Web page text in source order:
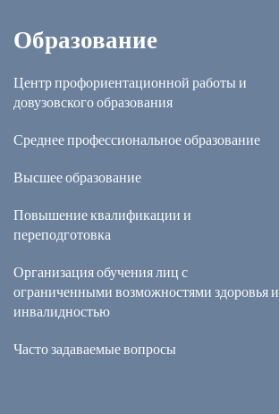
Образование
Центр профориентационной работы и
довузовского образования
Среднее профессиональное образование
Высшее образование
Повышение квалификации и
переподготовка
Организация обучения лиц с
ограниченными возможностями здоровья и
инвалидностью
Часто задаваемые вопросы